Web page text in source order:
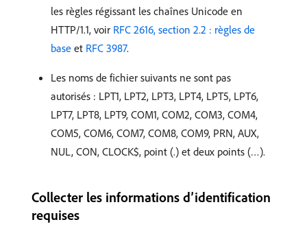
les règles régissant les chaînes Unicode en
HTTP/1.1, voir RFC 2616, section 2.2 : règles de
base et RFC 3987.
Les noms de fichier suivants ne sont pas
autorisés : LPT1, LPT2, LPT3, LPT4, LPT5, LPT6,
LPT7, LPT8, LPT9, COM1, COM2, COM3, COM4,
COM5, COM6, COM7, COM8, COM9, PRN, AUX,
NUL, CON, CLOCK$, point (.) et deux points (…).
Collecter les informations d’identification
requises